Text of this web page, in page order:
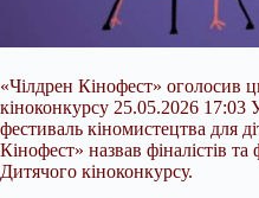
«Чілдрен Кінофест» оголосив
кіноконкурсу 25.05.2026
фестиваль кіномистецтва для
Кінофест» назвав фіналістів
Дитячого кіноконкурсу.